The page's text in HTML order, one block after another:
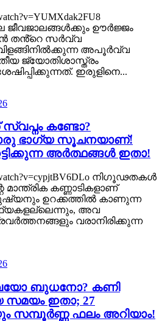
ഊർജ്ജം
തൻ്റെ സർവ്വ
അപൂർവ്വ
ജ്യോതിശാസ്ത്രം
ഇരുളിനെ...
കണ്ടോ?
ഭാഗ്യ സൂചനയാണ്!
അർത്ഥങ്ങൾ ഇതാ!
watch?v=cypjtBV6DLo നിഗൂഢതകൾ
മാന്ത്രിക കണ്ണാടികളാണ്
ഉറക്കത്തിൽ കാണുന്ന
അവ
വരാനിരിക്കുന്ന
ബുധനോ? കണി
സമയം ഇതാ; 27
സമ്പൂർണ്ണ ഫലം അറിയാം!